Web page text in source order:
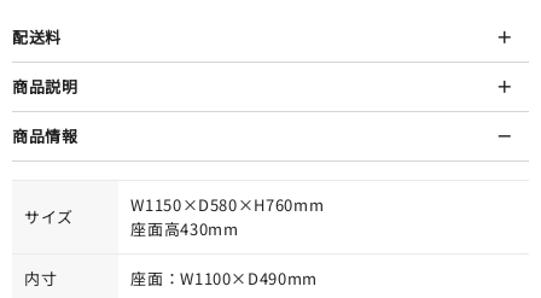
配送料
商品説明
商品情報
サイズ
W1150×D580×H760mm
座面高430mm
内寸 座面：W1100×D490mm